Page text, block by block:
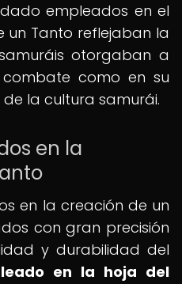
empleados en el
Tanto reflejaban la
otorgaban a
como en su
la cultura samurái.
en la
en la creación de un
con gran precisión
y durabilidad del
en la hoja del